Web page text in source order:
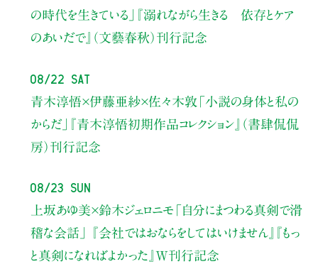
の時代を生きている」
『溺れながら生きる 依存とケア
のあいだで』（文藝春秋）刊行記念
08/22 Sat
青木淳悟×伊藤亜紗×佐々木敦 「小説の身体と私の
からだ」
『青木淳悟初期作品コレクション』（書肆侃侃
房）刊行記念
08/23 Sun
上坂あゆ美×鈴木ジェロニモ 「自分にまつわる真剣で滑
稽な会話」
『会社ではおならをしてはいけません』『もっ
と真剣になればよかった』W刊行記念